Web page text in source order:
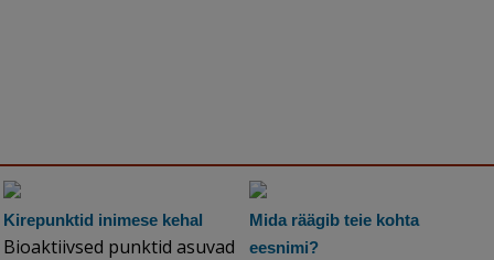
Kirepunktid inimese kehal
Bioaktiivsed punktid asuvad
Mida räägib teie kohta
eesnimi?